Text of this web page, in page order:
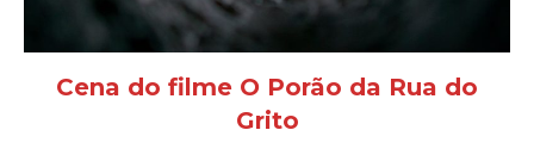
Cena do filme O Porão da Rua do
Grito